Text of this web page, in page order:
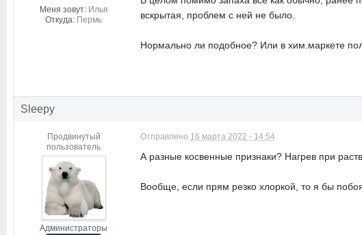
Меня зовут: Илья
Откуда: Пермь
вскрытая, проблем с ней не было.
Нормально ли подобное? Или в хим.маркете
Sleepy
Продвинутый
пользователь
Администраторы
Отправлено 16 марта 2022 - 14:54
А разные косвенные признаки? Нагрев при
Вообще, если прям резко хлоркой, то я бы